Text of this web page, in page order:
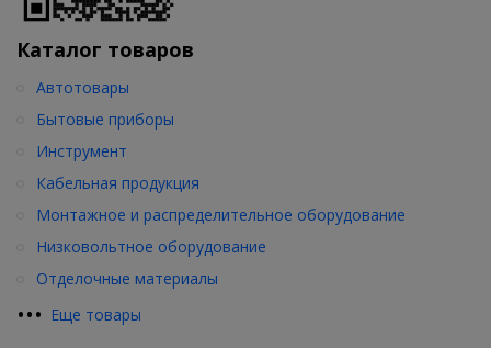
Каталог товаров
••• Еще товары
Автотовары
Бытовые приборы
Инструмент
Кабельная продукция
Монтажное и распределительное оборудование
Низковольтное оборудование
Отделочные материалы